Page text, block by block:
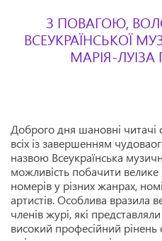
З ПОВАГОЮ,
ВСЕУКРАЇНСЬКОЇ
МАРІЯ-
Доброго дня шановні читачі
всіх із завершенням
назвою Всеукраїнська
можливість побачити
номерів у різних жанрах,
артистів.Особлива вразила
членів журі, які
високий професійний рінень